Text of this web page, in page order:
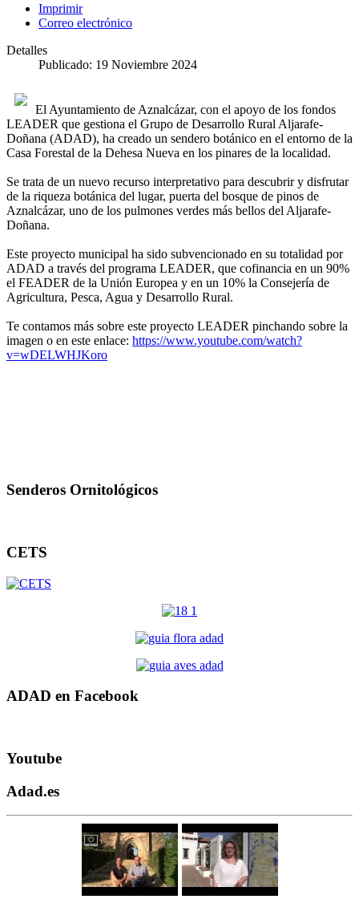
Imprimir
Correo electrónico
Detalles
Publicado: 19 Noviembre 2024
El Ayuntamiento de Aznalcázar, con el apoyo de los fondos
LEADER que gestiona el Grupo de Desarrollo Rural Aljarafe-
Doñana (ADAD), ha creado un sendero botánico en el entorno de la
Casa Forestal de la Dehesa Nueva en los pinares de la localidad.
Se trata de un nuevo recurso interpretativo para descubrir y disfrutar
de la riqueza botánica del lugar, puerta del bosque de pinos de
Aznalcázar, uno de los pulmones verdes más bellos del Aljarafe-
Doñana.
Este proyecto municipal ha sido subvencionado en su totalidad por
ADAD a través del programa LEADER, que cofinancia en un 90%
el FEADER de la Unión Europea y en un 10% la Consejería de
Agricultura, Pesca, Agua y Desarrollo Rural.
Te contamos más sobre este proyecto LEADER pinchando sobre la
imagen o en este enlace: https://www.youtube.com/watch?
v=wDELWHJKoro
Senderos Ornitológicos
CETS
ADAD en Facebook
Youtube
Adad.es